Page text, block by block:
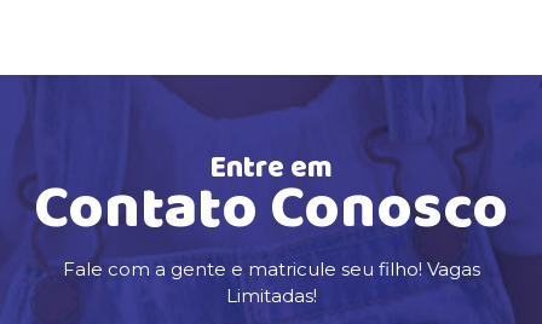
Entre em
Contato Conosco
Fale com a gente e matricule seu filho! Vagas
Limitadas!